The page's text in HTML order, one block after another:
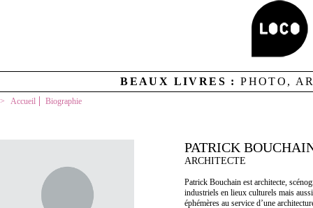
BEAUX LIVRES :PHOTO,
Accueil Biographie
PATRICK
ARCHITECTE
Patrick Bouchain est architecte,
industriels en lieux culturels mais
éphémères au service d’une